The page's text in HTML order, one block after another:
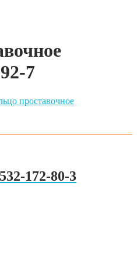
7
проставочное
172-80-3